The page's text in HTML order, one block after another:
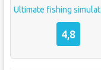
4,8